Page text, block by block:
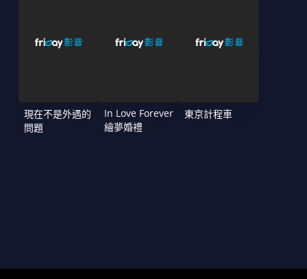
現在不是外遇的
問題
In Love Forever
繪夢婚禮
東京計程車